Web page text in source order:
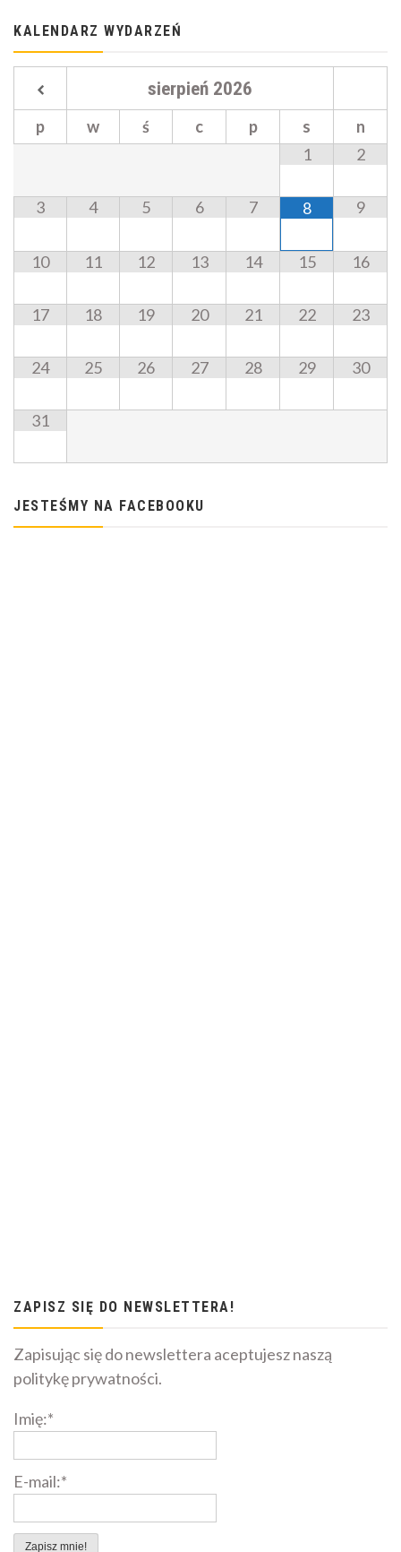
KALENDARZ WYDARZEŃ
sierpień 2026
p w ś c p s
n
1
2
3 4 5 6 7 8 9
10 11 12 13 14 15 16
17 18 19 20 21 22 23
24 25 26 27 28 29 30
31
JESTEŚMY NA FACEBOOKU
ZAPISZ SIĘ DO NEWSLETTERA!
Zapisując się do newslettera aceptujesz naszą
politykę prywatności.
Imię:*
E-mail:*